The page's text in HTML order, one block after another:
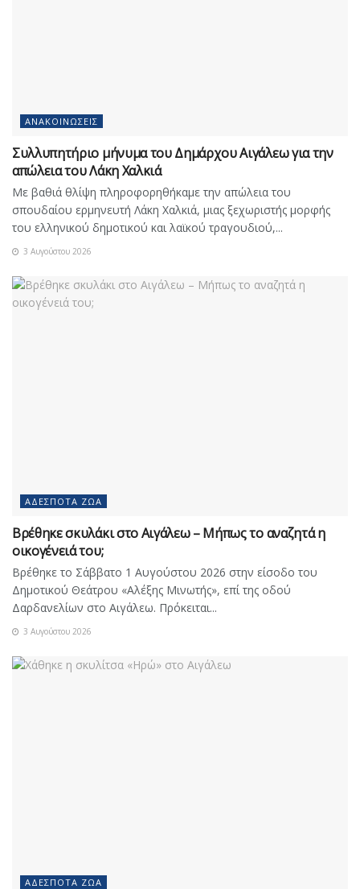
ΑΝΑΚΟΙΝΏΣΕΙΣ
Συλλυπητήριο μήνυμα του Δημάρχου Αιγάλεω για την
απώλεια του Λάκη Χαλκιά
Με βαθιά θλίψη πληροφορηθήκαμε την απώλεια του
σπουδαίου ερμηνευτή Λάκη Χαλκιά, μιας ξεχωριστής μορφής
του ελληνικού δημοτικού και λαϊκού τραγουδιού,...
3 Αυγούστου 2026
ΑΔΈΣΠΟΤΑ ΖΏΑ
Βρέθηκε σκυλάκι στο Αιγάλεω – Μήπως το αναζητά η
οικογένειά του;
Βρέθηκε το Σάββατο 1 Αυγούστου 2026 στην είσοδο του
Δημοτικού Θεάτρου «Αλέξης Μινωτής», επί της οδού
Δαρδανελίων στο Αιγάλεω. Πρόκειται...
3 Αυγούστου 2026
ΑΔΈΣΠΟΤΑ ΖΏΑ